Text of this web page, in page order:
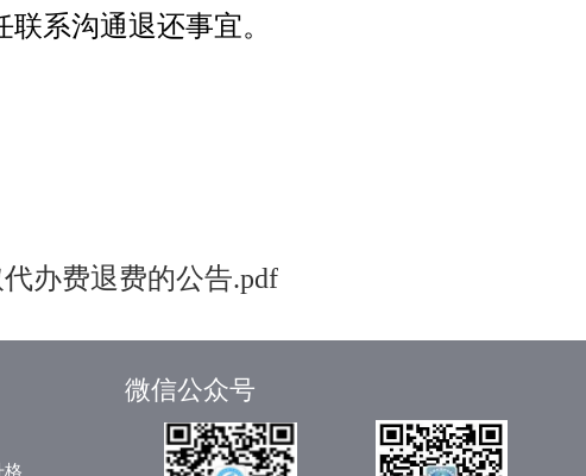
系沟通退还事宜。
代办费退费的公告.pdf
格
微信公众号